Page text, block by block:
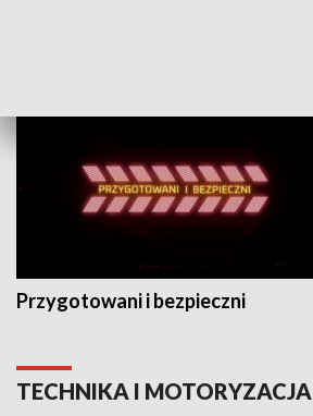
Przygotowani i bezpieczni
TECHNIKA I MOTORYZACJA